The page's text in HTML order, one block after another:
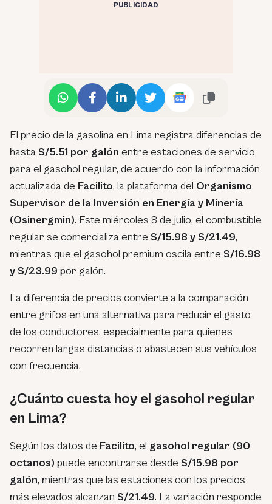
PUBLICIDAD
El precio de la gasolina en Lima registra diferencias de
hasta S/5.51 por galón entre estaciones de servicio
para el gasohol regular, de acuerdo con la información
actualizada de Facilito, la plataforma del Organismo
Supervisor de la Inversión en Energía y Minería
(Osinergmin). Este miércoles 8 de julio, el combustible
regular se comercializa entre S/15.98 y S/21.49,
mientras que el gasohol premium oscila entre S/16.98
y S/23.99 por galón.
La diferencia de precios convierte a la comparación
entre grifos en una alternativa para reducir el gasto
de los conductores, especialmente para quienes
recorren largas distancias o abastecen sus vehículos
con frecuencia.
¿Cuánto cuesta hoy el gasohol regular
en Lima?
Según los datos de Facilito, el gasohol regular (90
octanos) puede encontrarse desde S/15.98 por
galón, mientras que las estaciones con los precios
más elevados alcanzan S/21.49. La variación responde